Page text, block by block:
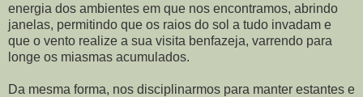
energia dos ambientes em que nos encontramos, abrindo
janelas, permitindo que os raios do sol a tudo invadam e
que o vento realize a sua visita benfazeja, varrendo para
longe os miasmas acumulados.
Da mesma forma, nos disciplinarmos para manter estantes e